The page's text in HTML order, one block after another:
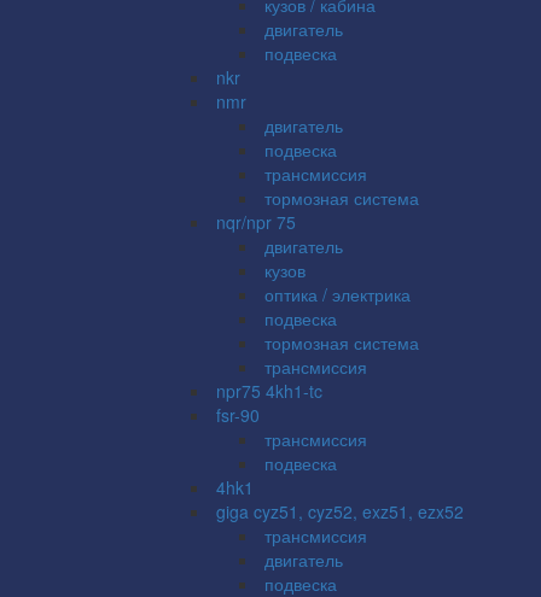
двигатель
подвеска
nkr
nmr
двигатель
подвеска
трансмиссия
тормозная система
nqr/npr 75
двигатель
кузов
оптика / электрика
подвеска
тормозная система
трансмиссия
npr75 4kh1-tc
fsr-90
трансмиссия
подвеска
4hk1
giga cyz51, cyz52, exz51, ezx52
трансмиссия
двигатель
подвеска